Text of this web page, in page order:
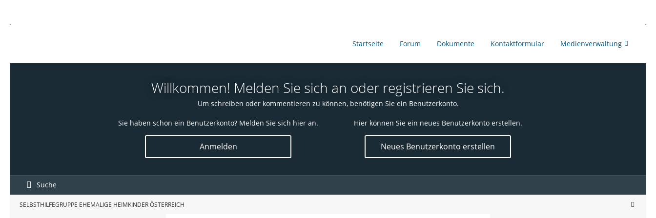
Startseite Forum Dokumente Kontaktformular Medienverwaltung
Willkommen! Melden Sie sich an oder registrieren Sie sich.
Um schreiben oder kommentieren zu können, benötigen Sie ein Benutzerkonto.
Sie haben schon ein Benutzerkonto? Melden Sie sich hier an.
Anmelden
Hier können Sie ein neues Benutzerkonto erstellen.
Neues Benutzerkonto erstellen
Suche
SELBSTHILFEGRUPPE EHEMALIGE HEIMKINDER ÖSTERREICH